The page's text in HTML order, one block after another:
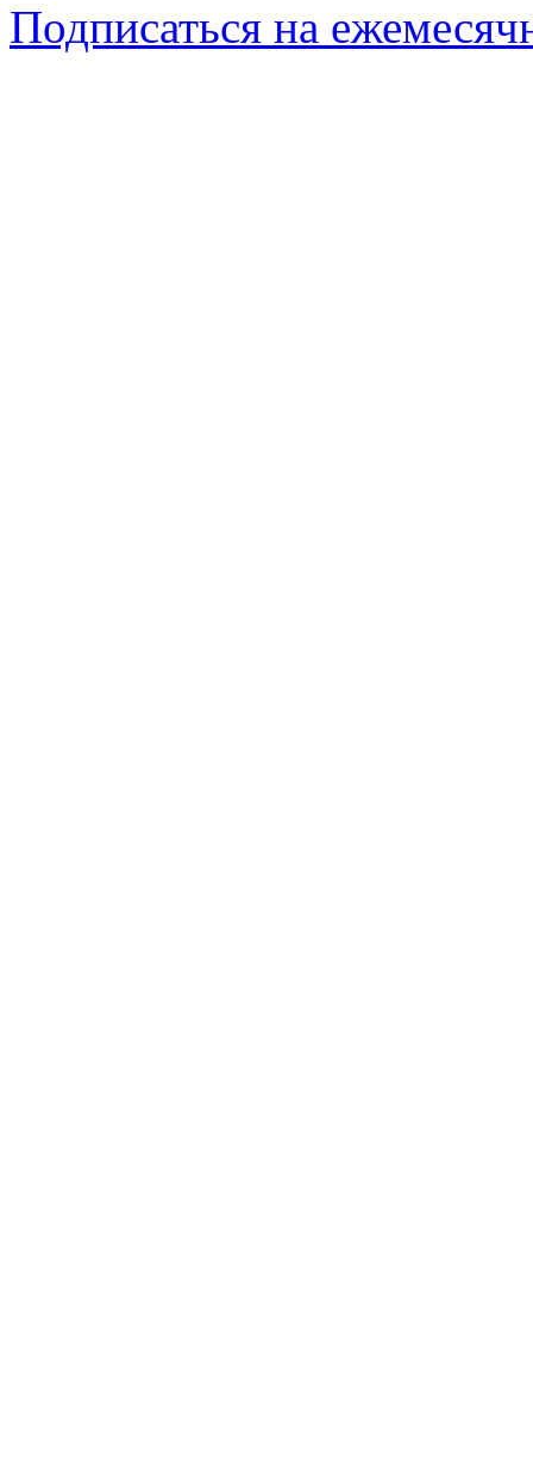
Подписаться на